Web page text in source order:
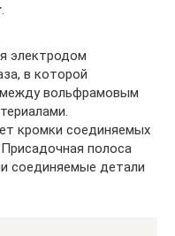
электродом
в которой
между вольфрамовым
кромки соединяемых
полоса
соединяемые детали